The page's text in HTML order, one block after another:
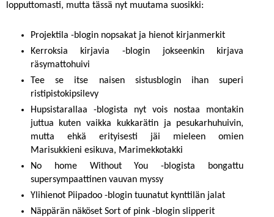
lopputtomasti, mutta tässä nyt muutama suosikki:
Projektila -blogin nopsakat ja hienot kirjanmerkit
Kerroksia kirjavia -blogin jokseenkin kirjava
räsymattohuivi
Tee se itse naisen sistusbloginihan superi
ristipistokipsilevy
Hupsistarallaa -blogista nyt vois nostaa montakin
juttua kuten vaikka
kukkarätinja pesukarhuhuivin,
mutta ehkä erityisesti jäi mieleen omien
Marisukkieni esikuva, Marimekkotakki
No home Without You -blogista bongattu
supersympaattinen vauvan myssy
Ylihienot Piipadoo-blogin tuunatut kynttilän jalat
Näppärän näköset Sort of pink-blogin slipperit